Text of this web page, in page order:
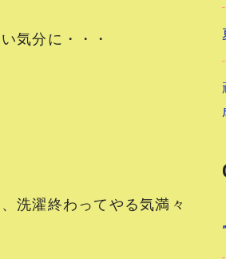
気分に・・・
洗濯終わってやる気満々